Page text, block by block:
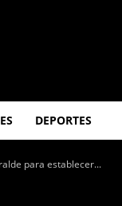
DEPORTES
para establecer...